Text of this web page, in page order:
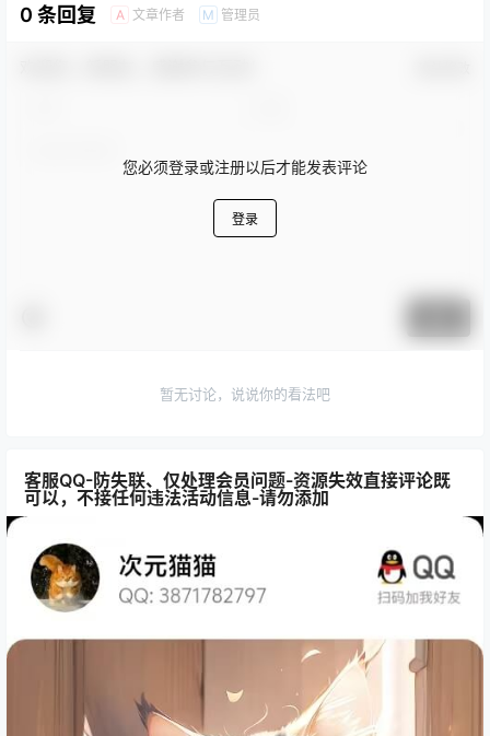
0 条回复 A 文章作者 M 管理员
您必须登录或注册以后才能发表评论
登录
暂无讨论，说说你的看法吧
客服QQ-防失联、仅处理会员问题-资源失效直接评论既
可以，不接任何违法活动信息-请勿添加